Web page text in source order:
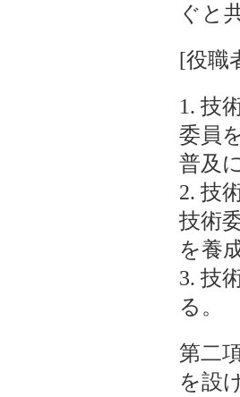
ぐと
[役職
技
委員
普及
技
技術
を養
技
る。
第二
を設